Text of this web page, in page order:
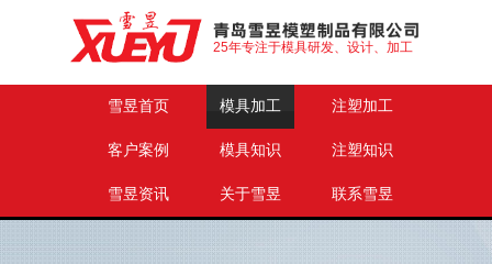
25年专注于模具研发、设计、加工
雪昱首页 模具加工 注塑加工
客户案例 模具知识 注塑知识
雪昱资讯 关于雪昱 联系雪昱